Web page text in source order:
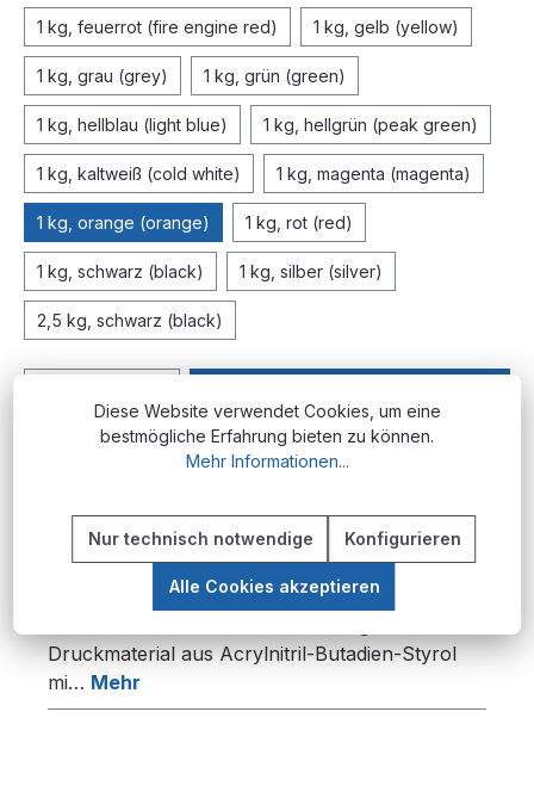
1 kg, feuerrot (fire engine red) 1 kg, gelb (yellow)
1 kg, grau (grey) 1 kg, grün (green)
1 kg, hellblau (light blue) 1 kg, hellgrün (peak green)
1 kg, kaltweiß (cold white) 1 kg, magenta (magenta)
1 kg, orange (orange) 1 kg, rot (red)
1 kg, schwarz (black) 1 kg, silber (silver)
2,5 kg, schwarz (black)
ABSP.1.75.or
Beschreibung
Produktübersicht Das ESUN ABS+ 3D-
Druckmaterial aus Acrylnitril-Butadien-Styrol
mi… Mehr
Diese Website verwendet Cookies, um eine
bestmögliche Erfahrung bieten zu können.
Mehr Informationen...
Nur technisch notwendige Konfigurieren
Alle Cookies akzeptieren